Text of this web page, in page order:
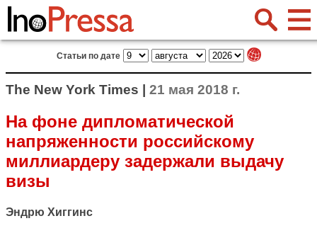
Статьи по дате
The New York Times | 21 мая 2018 г.
На фоне дипломатической
напряженности российскому
миллиардеру задержали выдачу
визы
Эндрю Хиггинс